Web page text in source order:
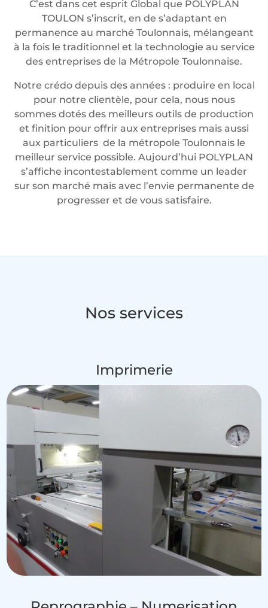
C’est dans cet esprit Global que POLYPLAN
TOULON s’inscrit, en de s’adaptant en
permanence au marché Toulonnais, mélangeant
à la fois le traditionnel et la technologie au service
des entreprises de la Métropole Toulonnaise.
Notre crédo depuis des années : produire en local
pour notre clientèle, pour cela, nous nous
sommes dotés des meilleurs outils de production
et finition pour offrir aux entreprises mais aussi
aux particuliers de la métropole Toulonnais le
meilleur service possible. Aujourd’hui POLYPLAN
s’affiche incontestablement comme un leader
sur son marché mais avec l’envie permanente de
progresser et de vous satisfaire.
Nos services
Imprimerie